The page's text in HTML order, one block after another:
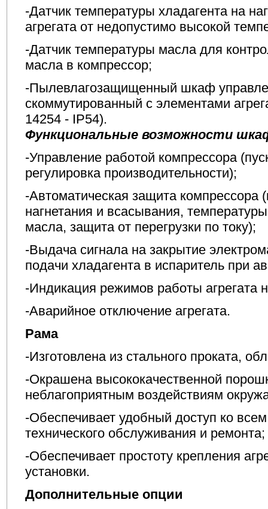
-Датчик температуры хладагента на
агрегата от недопустимо высокой
-Датчик температуры масла для
масла в компрессор;
-Пылевлагозащищенный шкаф
скоммутированный с элементами
14254 - IP54).
Функциональные возможности
-Управление работой компрессора
регулировка производительности);
-Автоматическая защита компрессора
нагнетания и всасывания,
масла, защита от перегрузки по току);
-Выдача сигнала на закрытие
подачи хладагента в испаритель при
-Индикация режимов работы агрегата
-Аварийное отключение агрегата.
Рама
-Изготовлена из стального проката,
-Окрашена высококачественной
неблагоприятным воздействиям
-Обеспечивает удобный доступ ко
технического обслуживания и ремонта;
-Обеспечивает простоту крепления
установки.
Дополнительные опции